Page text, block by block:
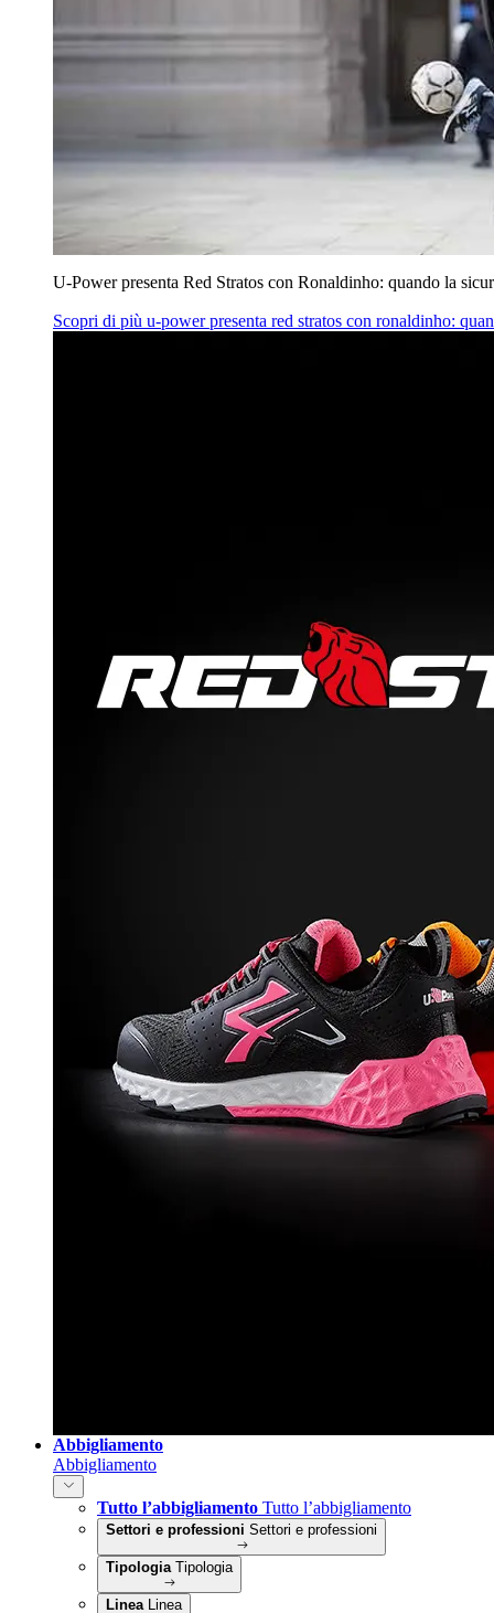
U‑Power presenta Red Stratos con Ronaldinho: quando la
Scopri di più u‑power presenta red stratos con ronaldinho:
Abbigliamento
Abbigliamento
Tutto l’abbigliamento Tutto l’abbigliamento
Settori e professioni Settori e professioni
Tipologia Tipologia
Linea Linea